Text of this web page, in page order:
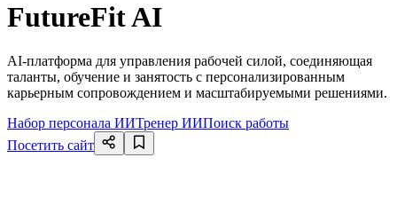
FutureFit AI
AI-платформа для управления рабочей силой, соединяющая
таланты, обучение и занятость с персонализированным
карьерным сопровождением и масштабируемыми решениями.
Набор персонала ИИТренер ИИПоиск работы
Посетить сайт